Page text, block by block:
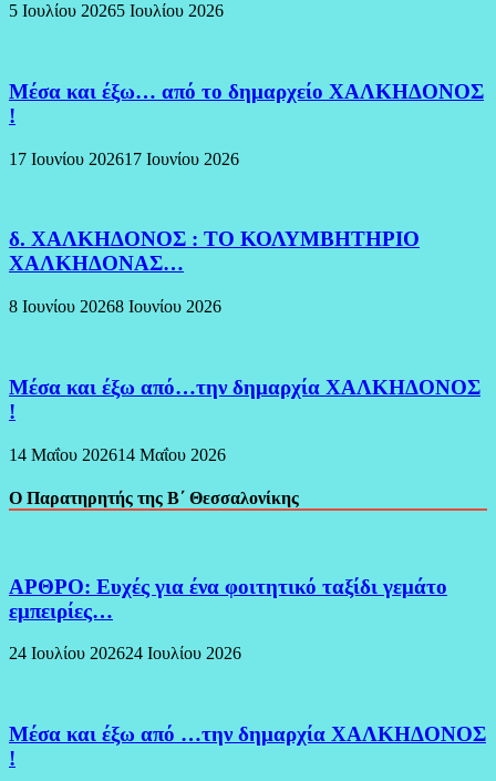
5 Ιουλίου 20265 Ιουλίου 2026
Μέσα και έξω… από το δημαρχείο ΧΑΛΚΗΔΟΝΟΣ
!
17 Ιουνίου 202617 Ιουνίου 2026
δ. ΧΑΛΚΗΔΟΝΟΣ : ΤΟ ΚΟΛΥΜΒΗΤΗΡΙΟ
ΧΑΛΚΗΔΟΝΑΣ…
8 Ιουνίου 20268 Ιουνίου 2026
Μέσα και έξω από…την δημαρχία ΧΑΛΚΗΔΟΝΟΣ
!
14 Μαΐου 202614 Μαΐου 2026
Ο Παρατηρητής της Β΄ Θεσσαλονίκης
ΑΡΘΡΟ: Ευχές για ένα φοιτητικό ταξίδι γεμάτο
εμπειρίες…
24 Ιουλίου 202624 Ιουλίου 2026
Μέσα και έξω από …την δημαρχία ΧΑΛΚΗΔΟΝΟΣ
!